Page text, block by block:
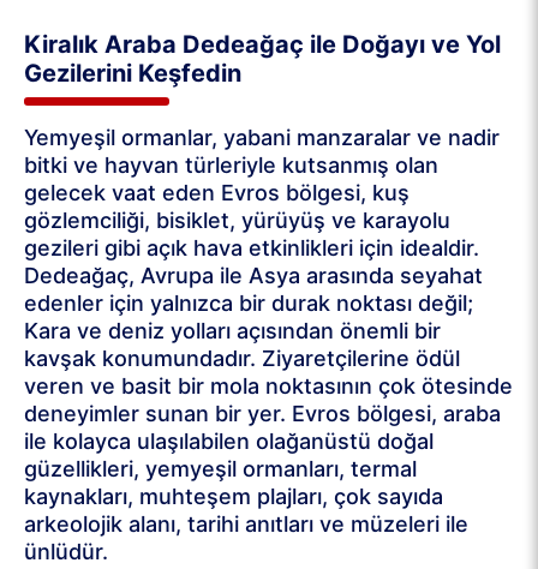
Kiralık Araba Dedeağaç ile Doğayı ve Yol
Gezilerini Keşfedin
Yemyeşil ormanlar, yabani manzaralar ve nadir
bitki ve hayvan türleriyle kutsanmış olan
gelecek vaat eden Evros bölgesi, kuş
gözlemciliği, bisiklet, yürüyüş ve karayolu
gezileri gibi açık hava etkinlikleri için idealdir.
Dedeağaç, Avrupa ile Asya arasında seyahat
edenler için yalnızca bir durak noktası değil;
Kara ve deniz yolları açısından önemli bir
kavşak konumundadır. Ziyaretçilerine ödül
veren ve basit bir mola noktasının çok ötesinde
deneyimler sunan bir yer. Evros bölgesi, araba
ile kolayca ulaşılabilen olağanüstü doğal
güzellikleri, yemyeşil ormanları, termal
kaynakları, muhteşem plajları, çok sayıda
arkeolojik alanı, tarihi anıtları ve müzeleri ile
ünlüdür.